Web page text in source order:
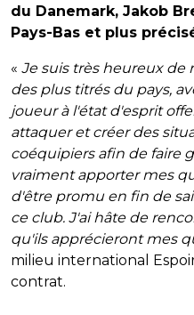
du Danemark, Jakob
Pays-Bas et plus
« Je suis très heureux de
des plus titrés du pays,
joueur à l'état d'esprit
attaquer et créer des
coéquipiers afin de faire
vraiment apporter mes
d'être promu en fin de
ce club. J'ai hâte de
qu'ils apprécieront mes
milieu international
contrat.